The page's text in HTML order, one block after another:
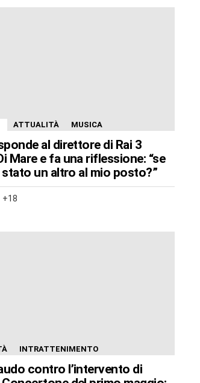
ATTUALITÀ MUSICA
al direttore di Rai 3
Mare e fa una riflessione: “se
un altro al mio posto?”
18
INTRATTENIMENTO
contro l’intervento di